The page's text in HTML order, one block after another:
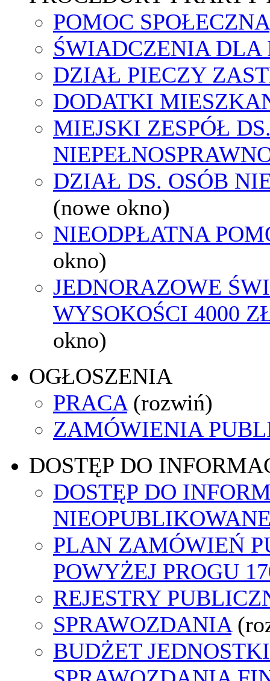
POMOC SPOŁECZNA
ŚWIADCZENIA DLA
DZIAŁ PIECZY
DODATKI
MIEJSKI ZESPÓŁ
DZIAŁ DS. OSÓB
(nowe okno)
NIEODPŁATNA
okno)
JEDNORAZOWE
WYSOKOŚCI 4000
okno)
OGŁOSZENIA
PRACA (rozwiń)
ZAMÓWIENIA
DOSTĘP DO
DOSTĘP DO
PLAN ZAMÓWIEŃ
POWYŻEJ PROGU
REJESTRY
SPRAWOZDANIA
BUDŻET